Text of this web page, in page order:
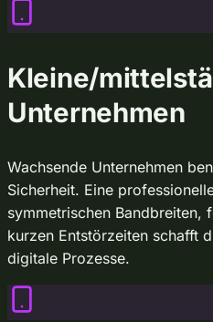
Kleine/
Unternehmen
Wachsende Unternehmen
Sicherheit. Eine
symmetrischen Bandbreiten,
kurzen Entstörzeiten schafft
digitale Prozesse.